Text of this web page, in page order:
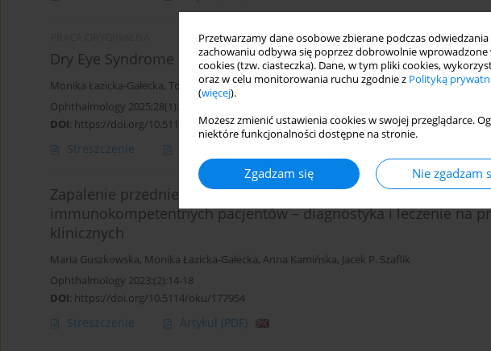
Przetwarzamy dane osobowe zbierane podczas
zachowaniu odbywa się poprzez dobrowolnie
cookies (tzw. ciasteczka). Dane, w tym pliki cookies,
oraz w celu monitorowania ruchu zgodnie z Polityką
(więcej).
Możesz zmienić ustawienia cookies w swojej przeglądarce.
niektóre funkcjonalności dostępne na stronie.
Zgadzam się Nie zgadzam
Dry Eye Syndrome after Cataract Surgery
Monika Łazicka-Gałecka, Tomasz Gałecki,Jacek Dziedziak,Maria Guszkowska ,Jacek P. Szaflik
Ophthalmology 2025;28(1):11-14
DOI: https://doi.org/10.5114/oku/207083
Streszczenie
Zapalenie przedniego odcinka błony naczyniowej spowodowane
immunokompetentnych pacjentów – diagnostyka i leczenie na
klinicznych
Maria Guszkowska, Monika Łazicka-Gałecka, Anna Kamińska, Jacek P. Szaflik
Ophthalmology 2023;(2):14-18
DOI: https://doi.org/10.5114/oku/177954
Streszczenie Artykuł (PDF)